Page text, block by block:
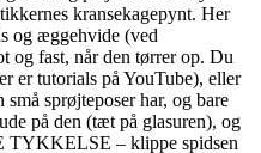
kransekagepynt. Her
og æggehvide (ved
og fast, når den tørrer op. Du
er tutorials på YouTube), eller
sprøjteposer har, og bare
på den (tæt på glasuren), og
– klippe spidsen